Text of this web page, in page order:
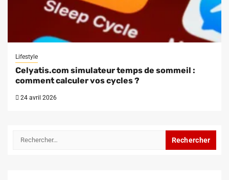
Lifestyle
Celyatis.com simulateur temps de sommeil :
comment calculer vos cycles ?
24 avril 2026
Rechercher :